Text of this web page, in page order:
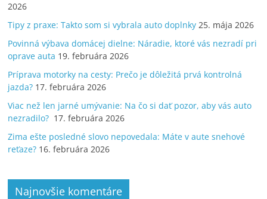
2026
Tipy z praxe: Takto som si vybrala auto doplnky 25. mája 2026
Povinná výbava domácej dielne: Náradie, ktoré vás nezradí pri
oprave auta 19. februára 2026
Príprava motorky na cesty: Prečo je dôležitá prvá kontrolná
jazda? 17. februára 2026
Viac než len jarné umývanie: Na čo si dať pozor, aby vás auto
nezradilo? 17. februára 2026
Zima ešte posledné slovo nepovedala: Máte v aute snehové
reťaze? 16. februára 2026
Najnovšie komentáre